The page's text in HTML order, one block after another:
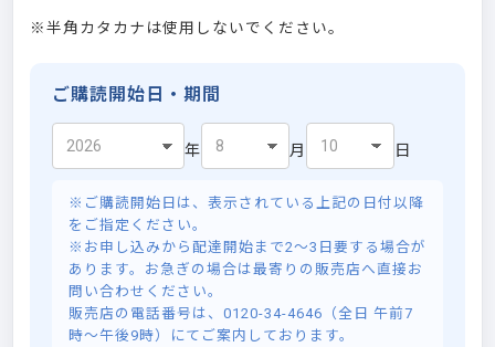
※半角カタカナは使用しないでください。
ご購読開始日・期間
年 月 日
※ご購読開始日は、表示されている上記の日付以降
をご指定ください。
※お申し込みから配達開始まで2～3日要する場合が
あります。お急ぎの場合は最寄りの販売店へ直接お
問い合わせください。
販売店の電話番号は、0120-34-4646（全日 午前7
時～午後9時）にてご案内しております。